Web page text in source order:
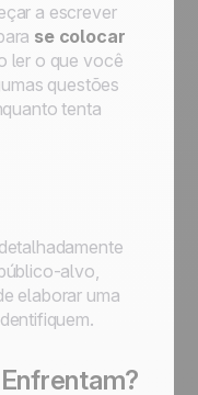
a escrever
se colocar
ler o que você
questões
tenta
alvo,
elaborar uma